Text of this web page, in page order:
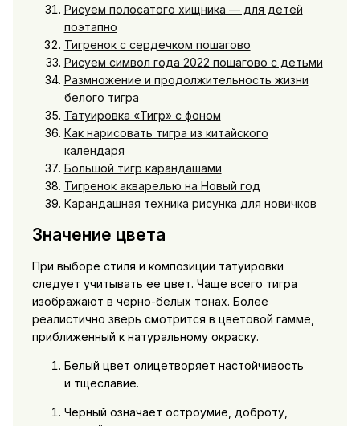
Рисуем полосатого хищника — для детей
поэтапно
Тигренок с сердечком пошагово
Рисуем символ года 2022 пошагово с детьми
Размножение и продолжительность жизни
белого тигра
Татуировка «Тигр» с фоном
Как нарисовать тигра из китайского
календаря
Большой тигр карандашами
Тигренок акварелью на Новый год
Карандашная техника рисунка для новичков
Значение цвета
При выборе стиля и композиции татуировки
следует учитывать ее цвет. Чаще всего тигра
изображают в черно-белых тонах. Более
реалистично зверь смотрится в цветовой гамме,
приближенный к натуральному окраску.
Белый цвет олицетворяет настойчивость
и тщеславие.
Черный означает остроумие, доброту,